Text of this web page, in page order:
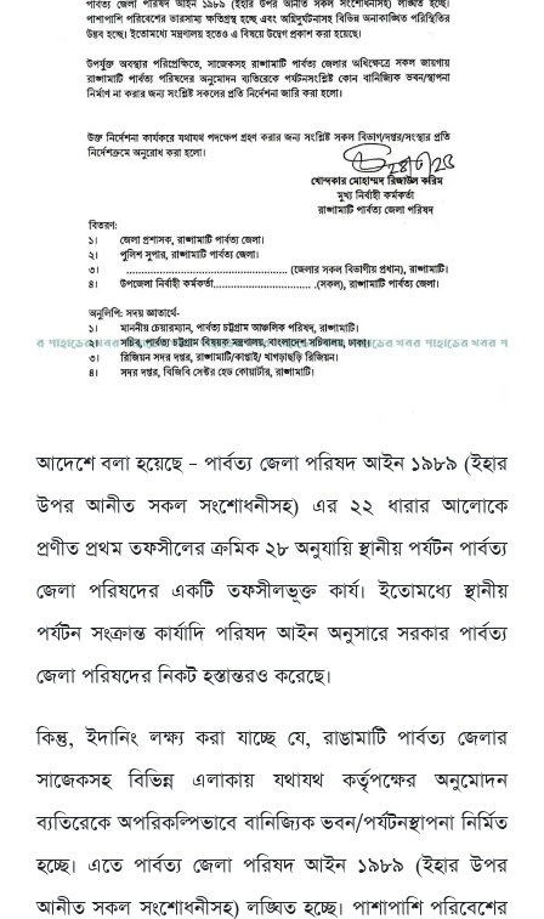
আদেশে বলা হয়েছে – পার্বত্য জেলা পরিষদ আইন ১৯৮৯ (ইহার
উপর আনীত সকল সংশোধনীসহ) এর ২২ ধারার আলোকে
প্রণীত প্রথম তফসীলের ক্রমিক ২৮ অনুযায়ি স্থানীয় পর্যটন পার্বত্য
জেলা পরিষদের একটি তফসীলভূক্ত কার্য। ইতোমধ্যে স্থানীয়
পর্যটন সংক্রান্ত কার্যাদি পরিষদ আইন অনুসারে সরকার পার্বত্য
জেলা পরিষদের নিকট হস্তান্তরও করেছে।
কিন্তু, ইদানিং লক্ষ্য করা যাচ্ছে যে, রাঙামাটি পার্বত্য জেলার
সাজেকসহ বিভিন্ন এলাকায় যথাযথ কর্তৃপক্ষের অনুমোদন
ব্যতিরেকে অপরিকল্পিভাবে বানিজ্যিক ভবন/পর্যটনস্থাপনা নির্মিত
হচ্ছে। এতে পার্বত্য জেলা পরিষদ আইন ১৯৮৯ (ইহার উপর
আনীত সকল সংশোধনীসহ) লঙ্ঘিত হচ্ছে। পাশাপাশি পরিবেশের